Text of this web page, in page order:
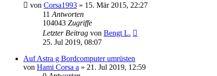
von Corsa1993 » 15. Mär 2015, 22:27
11 Antworten
104043 Zugriffe
Letzter Beitrag von Bengt L.
25. Jul 2019, 08:07
Auf Astra g Bordcomputer umrüsten
von Hami Corsa a » 21. Jul 2019, 12:59